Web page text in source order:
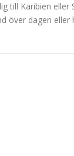
till Karibien eller
över dagen eller